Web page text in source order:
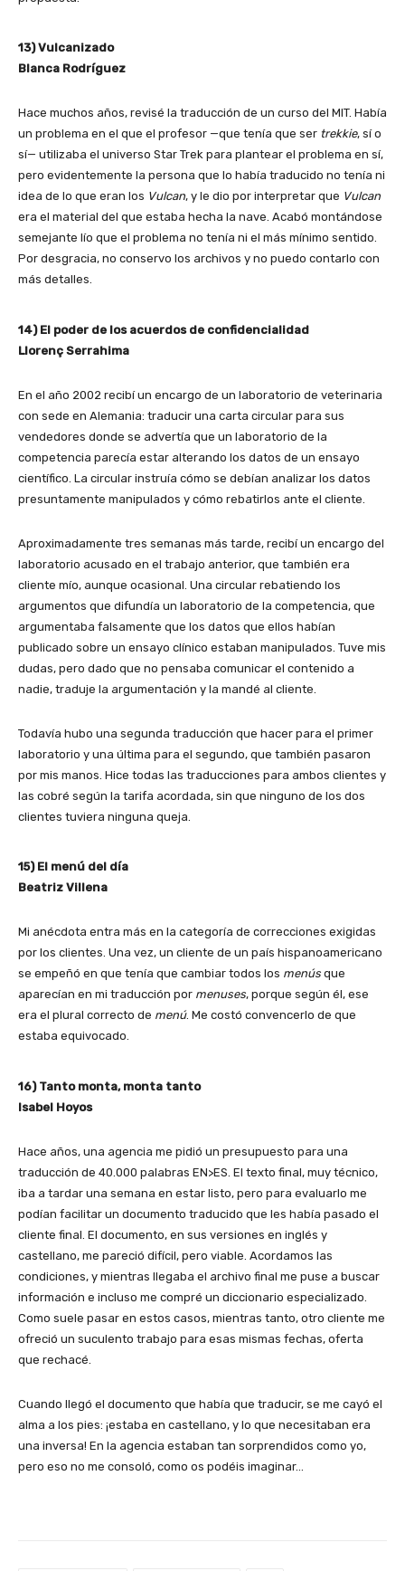
13) Vulcanizado
Blanca Rodríguez
Hace muchos años, revisé la traducción de un curso del MIT. Había
un problema en el que el profesor —que tenía que ser trekkie, sí o
sí— utilizaba el universo Star Trek para plantear el problema en sí,
pero evidentemente la persona que lo había traducido no tenía ni
idea de lo que eran los Vulcan, y le dio por interpretar que Vulcan
era el material del que estaba hecha la nave. Acabó montándose
semejante lío que el problema no tenía ni el más mínimo sentido.
Por desgracia, no conservo los archivos y no puedo contarlo con
más detalles.
14) El poder de los acuerdos de confidencialidad
Llorenç Serrahima
En el año 2002 recibí un encargo de un laboratorio de veterinaria
con sede en Alemania: traducir una carta circular para sus
vendedores donde se advertía que un laboratorio de la
competencia parecía estar alterando los datos de un ensayo
científico. La circular instruía cómo se debían analizar los datos
presuntamente manipulados y cómo rebatirlos ante el cliente.
Aproximadamente tres semanas más tarde, recibí un encargo del
laboratorio acusado en el trabajo anterior, que también era
cliente mío, aunque ocasional. Una circular rebatiendo los
argumentos que difundía un laboratorio de la competencia, que
argumentaba falsamente que los datos que ellos habían
publicado sobre un ensayo clínico estaban manipulados. Tuve mis
dudas, pero dado que no pensaba comunicar el contenido a
nadie, traduje la argumentación y la mandé al cliente.
Todavía hubo una segunda traducción que hacer para el primer
laboratorio y una última para el segundo, que también pasaron
por mis manos. Hice todas las traducciones para ambos clientes y
las cobré según la tarifa acordada, sin que ninguno de los dos
clientes tuviera ninguna queja.
15) El menú del día
Beatriz Villena
Mi anécdota entra más en la categoría de correcciones exigidas
por los clientes. Una vez, un cliente de un país hispanoamericano
se empeñó en que tenía que cambiar todos los menús que
aparecían en mi traducción por menuses, porque según él, ese
era el plural correcto de menú. Me costó convencerlo de que
estaba equivocado.
16) Tanto monta, monta tanto
Isabel Hoyos
Hace años, una agencia me pidió un presupuesto para una
traducción de 40.000 palabras EN>ES. El texto final, muy técnico,
iba a tardar una semana en estar listo, pero para evaluarlo me
podían facilitar un documento traducido que les había pasado el
cliente final. El documento, en sus versiones en inglés y
castellano, me pareció difícil, pero viable. Acordamos las
condiciones, y mientras llegaba el archivo final me puse a buscar
información e incluso me compré un diccionario especializado.
Como suele pasar en estos casos, mientras tanto, otro cliente me
ofreció un suculento trabajo para esas mismas fechas, oferta
que rechacé.
Cuando llegó el documento que había que traducir, se me cayó el
alma a los pies: ¡estaba en castellano, y lo que necesitaban era
una inversa! En la agencia estaban tan sorprendidos como yo,
pero eso no me consoló, como os podéis imaginar…